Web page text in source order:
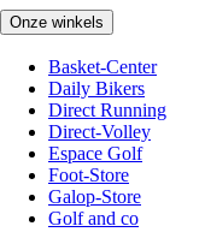
Onze winkels
Basket-Center
Daily Bikers
Direct Running
Direct-Volley
Espace Golf
Foot-Store
Galop-Store
Golf and co